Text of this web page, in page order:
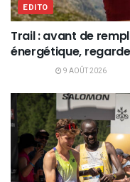
EDITO
Trail : avant de
énergétique,
9 AOÛT 2026